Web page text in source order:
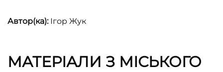
Автор(ка):Ігор Жук
МАТЕРІАЛИ З МІСЬКОГО